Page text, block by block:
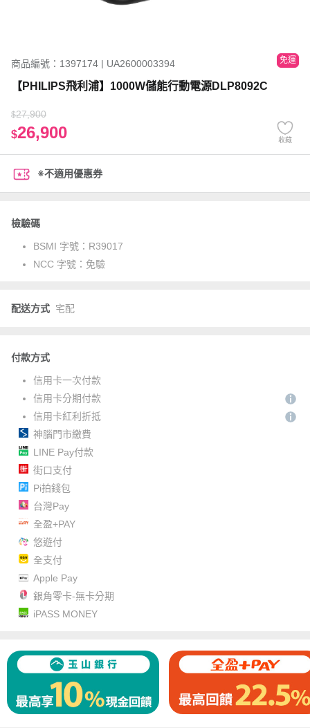
商品編號：1397174 | UA2600003394 免運
【PHILIPS飛利浦】1000W儲能行動電源DLP8092C
$27,900
$26,900 收藏
※不適用優惠券
檢驗碼
BSMI 字號： R39017
NCC 字號： 免驗
配送方式 宅配
付款方式
信用卡一次付款
信用卡分期付款
信用卡紅利折抵
神腦門市繳費
LINE Pay付款
街口支付
Pi拍錢包
台灣Pay
全盈+PAY
悠遊付
全支付
Apple Pay
銀角零卡-無卡分期
iPASS MONEY